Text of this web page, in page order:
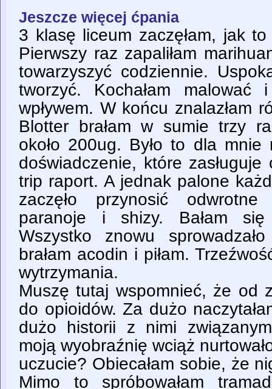
Jeszcze więcej ćpania
3 klasę liceum zaczęłam, jak
Pierwszy raz zapaliłam
towarzyszyć codziennie.
tworzyć. Kochałam malować
wpływem. W końcu znalazłam
Blotter brałam w sumie trzy
około 200ug. Było to dla mnie
doświadczenie, które
trip raport. A jednak palone
zaczęło przynosić
paranoje i shizy. Bałam
Wszystko znowu
brałam acodin i piłam.
wytrzymania.
Muszę tutaj wspomnieć, że od
do opioidów. Za dużo
dużo historii z nimi
moją wyobraźnię wciąż
uczucie? Obiecałam sobie, że
Mimo to spróbowałam